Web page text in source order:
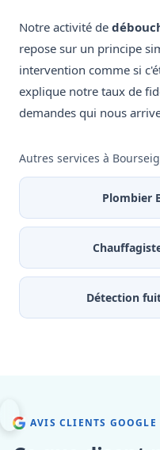
Notre activité de
repose sur un principe
intervention comme si
explique notre taux de
demandes qui nous
Autres services à
Plombier
Détection
AVIS CLIENTS GOOGLE